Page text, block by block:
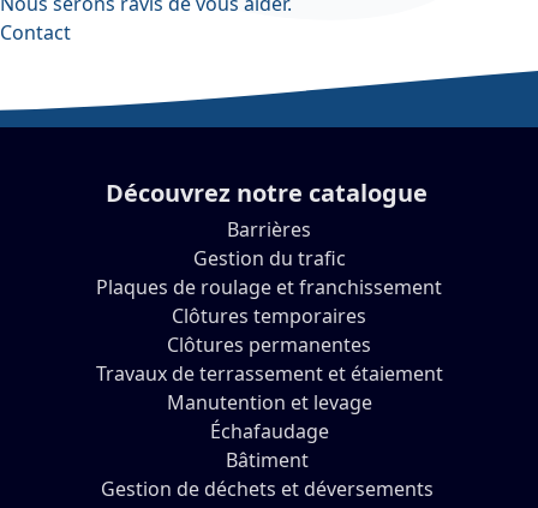
Contact
Découvrez notre catalogue
Barrières
Gestion du trafic
Plaques de roulage et franchissement
Clôtures temporaires
Clôtures permanentes
Travaux de terrassement et étaiement
Manutention et levage
Échafaudage
Bâtiment
Gestion de déchets et déversements